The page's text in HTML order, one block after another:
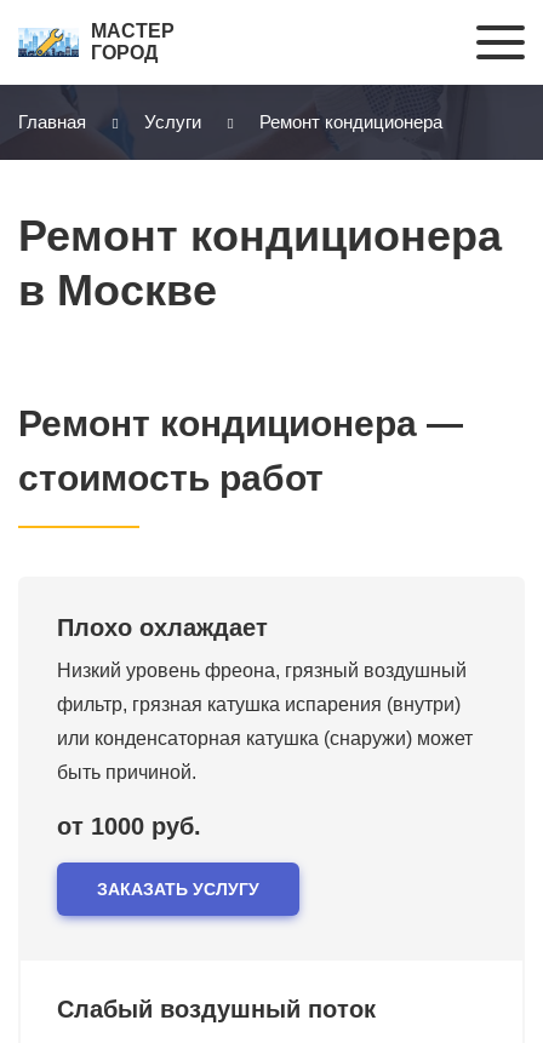
МАСТЕР
ГОРОД
Главная Услуги Ремонт кондиционера
Ремонт кондиционера
в Москве
Ремонт кондиционера —
стоимость работ
Плохо охлаждает
Низкий уровень фреона, грязный воздушный
фильтр, грязная катушка испарения (внутри)
или конденсаторная катушка (снаружи) может
быть причиной.
от 1000 руб.
ЗАКАЗАТЬ УСЛУГУ
Слабый воздушный поток